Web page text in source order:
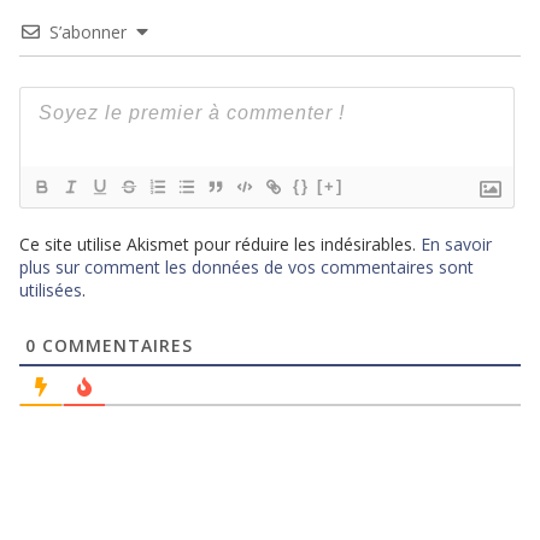
S’abonner
{} [+]
Ce site utilise Akismet pour réduire les indésirables. En savoir
plus sur comment les données de vos commentaires sont
utilisées.
0 COMMENTAIRES